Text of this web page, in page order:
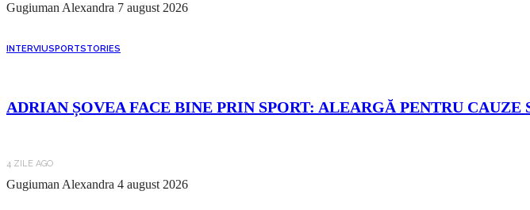
Gugiuman Alexandra 7 august 2026
INTERVIUSPORTSTORIES
ADRIAN ȘOVEA FACE BINE PRIN SPORT: ALEARGĂ PENTRU
4 ZILE AGO
Gugiuman Alexandra 4 august 2026